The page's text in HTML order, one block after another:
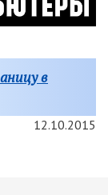
в
12.10.2015